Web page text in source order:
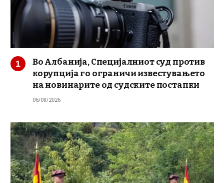
Во Албанија, Специјалниот суд против
корупција го ограничи известувањето
на новинарите од судските постапки
06/08/2026